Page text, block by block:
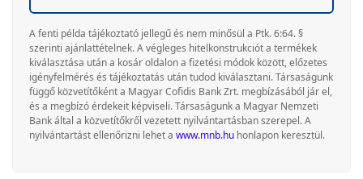
A fenti példa tájékoztató jellegű és nem minősül a Ptk. 6:64. §
szerinti ajánlattételnek. A végleges hitelkonstrukciót a termékek
kiválasztása után a kosár oldalon a fizetési módok között, előzetes
igényfelmérés és tájékoztatás után tudod kiválasztani. Társaságunk
függő közvetítőként a Magyar Cofidis Bank Zrt. megbízásából jár el,
és a megbízó érdekeit képviseli. Társaságunk a Magyar Nemzeti
Bank által a közvetítőkről vezetett nyilvántartásban szerepel. A
nyilvántartást ellenőrizni lehet a www.mnb.hu honlapon keresztül.